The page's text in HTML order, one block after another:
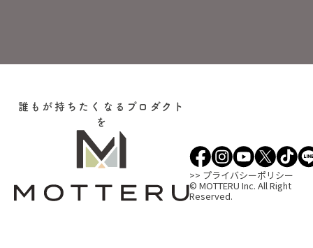
誰もが持ちたくなるプロダクト
を
>> プライバシーポリシー
© MOTTERU Inc. All Right
Reserved.